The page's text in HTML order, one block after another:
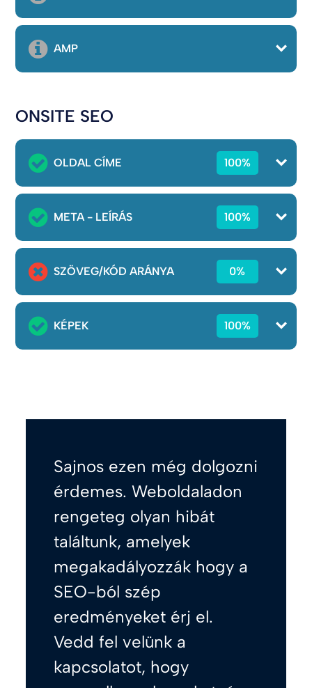
AMP
ONSITE SEO
OLDAL CÍME 100%
META - LEÍRÁS 100%
SZÖVEG/KÓD ARÁNYA 0%
KÉPEK 100%
Sajnos ezen még dolgozni
érdemes. Weboldaladon
rengeteg olyan hibát
találtunk, amelyek
megakadályozzák hogy a
SEO-ból szép
eredményeket érj el.
Vedd fel velünk a
kapcsolatot, hogy